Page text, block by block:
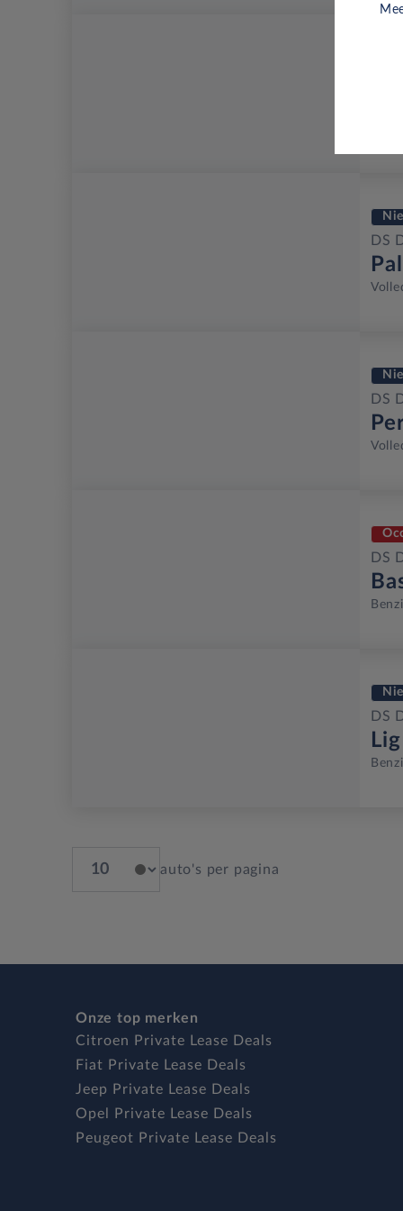
DS
DS
DS
DS
auto's per pagina
Onze top merken
Citroen Private Lease Deals
Fiat Private Lease Deals
Jeep Private Lease Deals
Opel Private Lease Deals
Peugeot Private Lease Deals